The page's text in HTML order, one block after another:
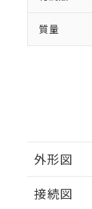
質量
外形図
接続図